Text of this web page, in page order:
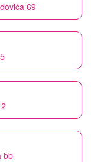
69
bb